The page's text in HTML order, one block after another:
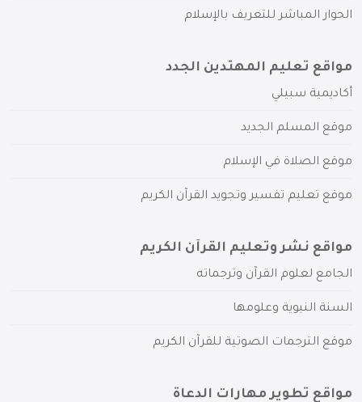
الحوار المباشر للتعريف بالإسلام
مواقع تعليم المهتدين الجدد
أكاديمية سبيلي
موقع المسلم الجديد
موقع الصلاة في الإسلام
موقع تعليم تفسير وتجويد القرآن الكريم
مواقع نشر وتعليم القرآن الكريم
الجامع لعلوم القرآن وترجماته
السنة النبوية وعلومها
موقع الترجمات الصوتية للقرآن الكريم
مواقع تطوير مهارات الدعاة